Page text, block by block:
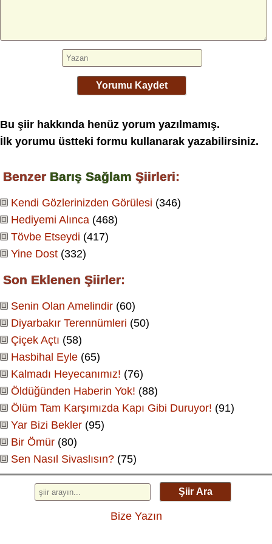
Yorumu Kaydet
Bu şiir hakkında henüz yorum yazılmamış.
İlk yorumu üstteki formu kullanarak yazabilirsiniz.
Benzer Barış Sağlam Şiirleri:
Kendi Gözlerinizden Görülesi (346)
Hediyemi Alınca (468)
Tövbe Etseydi (417)
Yine Dost (332)
Son Eklenen Şiirler:
Senin Olan Amelindir (60)
Diyarbakır Terennümleri (50)
Çiçek Açtı (58)
Hasbihal Eyle (65)
Kalmadı Heyecanımız! (76)
Öldüğünden Haberin Yok! (88)
Ölüm Tam Karşımızda Kapı Gibi Duruyor! (91)
Yar Bizi Bekler (95)
Bir Ömür (80)
Sen Nasıl Sivaslısın? (75)
Şiir Ara
Bize Yazın